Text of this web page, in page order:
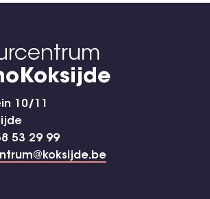
10/11
53 29 99